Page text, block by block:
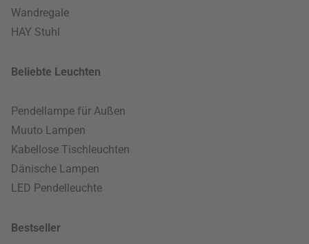
Wandregale
HAY Stuhl
Beliebte Leuchten
Pendellampe für Außen
Muuto Lampen
Kabellose Tischleuchten
Dänische Lampen
LED Pendelleuchte
Bestseller